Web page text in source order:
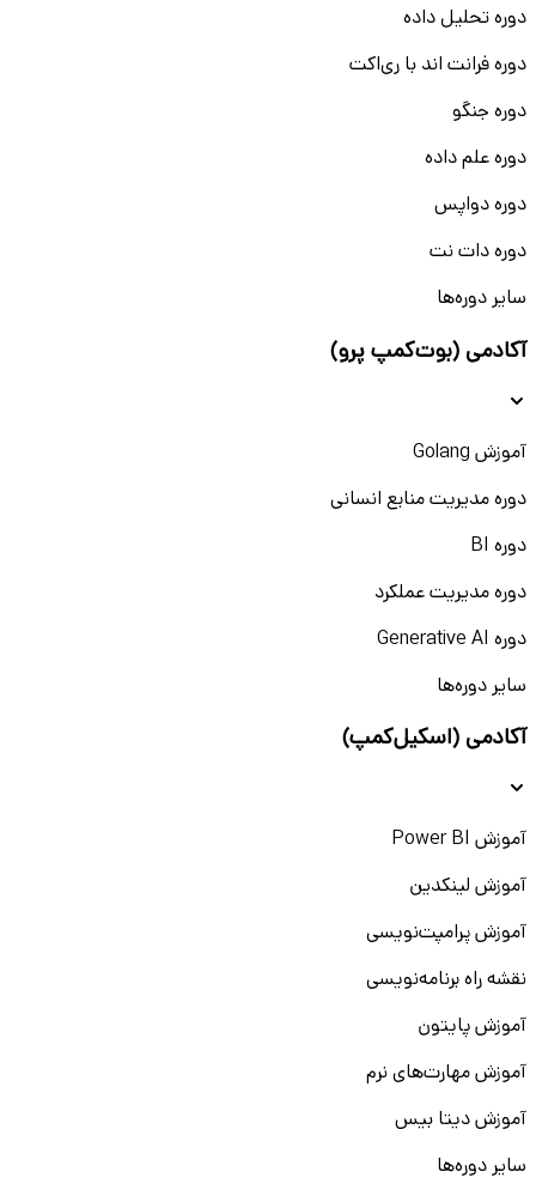
دوره تحلیل داده
دوره فرانت اند با ری‌اکت
دوره جنگو
دوره علم داده
دوره دواپس
دوره دات نت
سایر دوره‌ها
آکادمی (بوت‌کمپ پرو)
آموزش Golang
دوره مدیریت منابع انسانی
دوره BI
دوره مدیریت عملکرد
دوره Generative AI
سایر دوره‌ها
آکادمی (اسکیل‌کمپ)
آموزش Power BI
آموزش لینکدین
آموزش پرامپت‌نویسی
نقشه راه برنامه‌نویسی
آموزش پایتون
آموزش مهارت‌های نرم
آموزش دیتا بیس
سایر دوره‌ها